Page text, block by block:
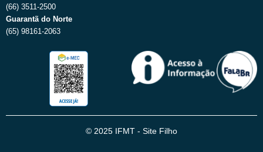
(66) 3511-2500
Guarantã do Norte
(65) 98161-2063
© 2025 IFMT - Site Filho